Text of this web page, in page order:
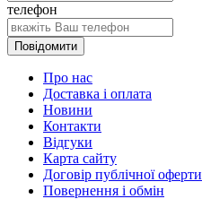
телефон
Повідомити
Про нас
Доставка і оплата
Новини
Контакти
Відгуки
Карта сайту
Договір публічної оферти
Повернення і обмін